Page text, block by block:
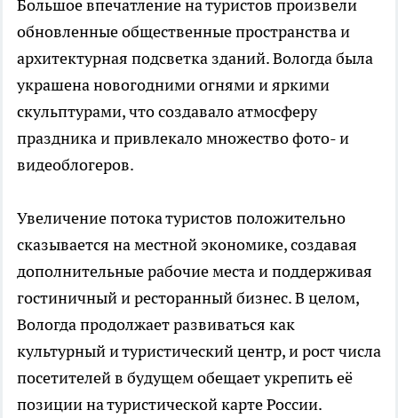
Большое впечатление на туристов произвели
обновленные общественные пространства и
архитектурная подсветка зданий. Вологда была
украшена новогодними огнями и яркими
скульптурами, что создавало атмосферу
праздника и привлекало множество фото- и
видеоблогеров.
Увеличение потока туристов положительно
сказывается на местной экономике, создавая
дополнительные рабочие места и поддерживая
гостиничный и ресторанный бизнес. В целом,
Вологда продолжает развиваться как
культурный и туристический центр, и рост числа
посетителей в будущем обещает укрепить её
позиции на туристической карте России.